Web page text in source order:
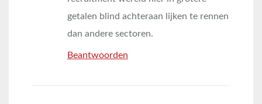
getalen blind achteraan lijken te rennen
dan andere sectoren.
Beantwoorden